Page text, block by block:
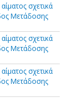
σχετικά
Μετάδοσης
σχετικά
Μετάδοσης
σχετικά
Μετάδοσης